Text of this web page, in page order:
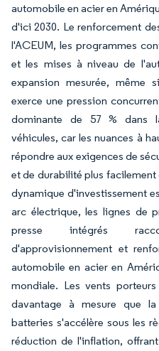
automobile en acier en
d'ici 2030. Le renforcement
l'ACEUM, les programmes
et les mises à niveau de
expansion mesurée, même
exerce une pression
dominante de 57 % dans
véhicules, car les nuances à
répondre aux exigences de
et de durabilité plus
dynamique d'investissement
arc électrique, les lignes de
presse intégrés
d'approvisionnement et
automobile en acier en
mondiale. Les vents
davantage à mesure que
batteries s'accélère sous les
réduction de l'inflation,